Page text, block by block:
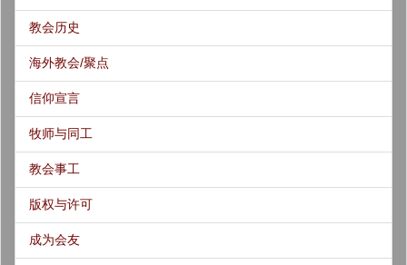
教会历史
海外教会/聚点
信仰宣言
牧师与同工
教会事工
版权与许可
成为会友